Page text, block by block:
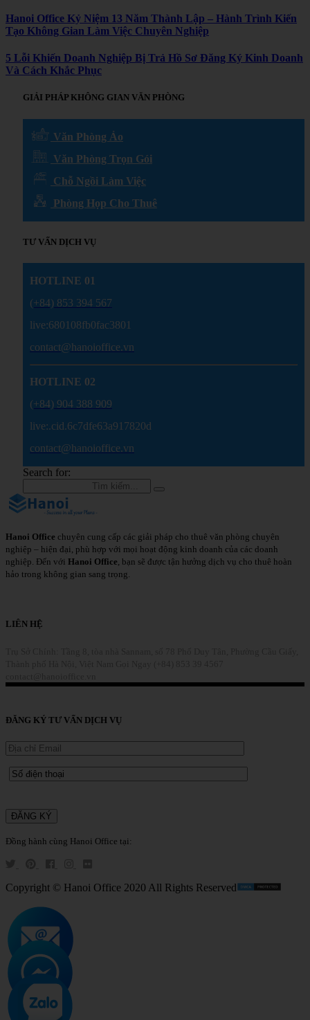
Hanoi Office Kỷ Niệm 13 Năm Thành Lập – Hành Trình Kiến
Tạo Không Gian Làm Việc Chuyên Nghiệp
5 Lỗi Khiến Doanh Nghiệp Bị Trả Hồ Sơ Đăng Ký Kinh Doanh
Và Cách Khắc Phục
GIẢI PHÁP KHÔNG GIAN VĂN PHÒNG
Văn Phòng Ảo
Văn Phòng Trọn Gói
Chỗ Ngồi Làm Việc
Phòng Họp Cho Thuê
TƯ VẤN DỊCH VỤ
HOTLINE 01
(+84) 853 394 567
live:680108fb0fac3801
contact@hanoioffice.vn
HOTLINE 02
(+84) 904 388 909
live:.cid.6c7dfe63a917820d
contact@hanoioffice.vn
Search for:
Hanoi Office chuyên cung cấp các giải pháp cho thuê văn phòng chuyên
nghiệp – hiện đại, phù hợp với mọi hoạt động kinh doanh của các doanh
nghiệp. Đến với Hanoi Office, bạn sẽ được tận hưởng dịch vụ cho thuê hoàn
hảo trong không gian sang trọng.
LIÊN HỆ
ĐĂNG KÝ TƯ VẤN DỊCH VỤ
Đồng hành cùng Hanoi Office tại:
Copyright © Hanoi Office 2020 All Rights Reserved